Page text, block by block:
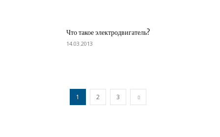
Что такое электродвигатель?
14.03.2013
1 2 3